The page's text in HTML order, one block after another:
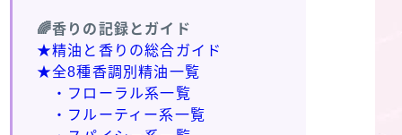
🌈香りの記録とガイド
★精油と香りの総合ガイド
★全8種香調別精油一覧
・フローラル系一覧
・フルーティー系一覧